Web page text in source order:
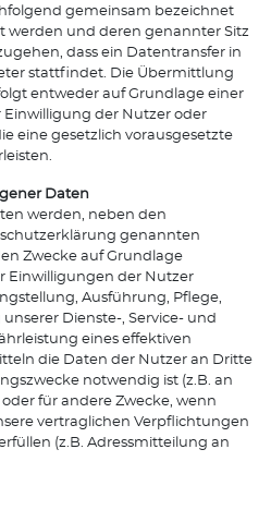
gemeinsam bezeichnet
werden und deren genannter Sitz
dass ein Datentransfer in
stattfindet. Die Übermittlung
entweder auf Grundlage einer
Einwilligung der Nutzer oder
eine gesetzlich vorausgesetzte
Daten
werden, neben den
genannten
Zwecke auf Grundlage
Einwilligungen der Nutzer
Ausführung, Pflege,
Dienste-, Service- und
eines effektiven
die Daten der Nutzer an Dritte
notwendig ist (z.B. an
für andere Zwecke, wenn
vertraglichen Verpflichtungen
(z.B. Adressmitteilung an